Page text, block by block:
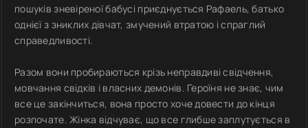
пошуків зневіреної бабусі приєднується Рафаель, батько
однієї з зниклих дівчат, змучений втратою і спраглий
справедливості.
Разом вони пробираються крізь неправдиві свідчення,
мовчання свідків і власних демонів. Героїня не знає, чим
все це закінчиться, вона просто хоче довести до кінця
розпочате. Жінка відчуває, що все глибше заплутується в